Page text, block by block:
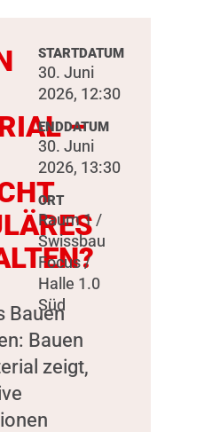
–
Bauen
Bauen
zeigt,
STARTDATUM
30. Juni
2026, 12:30
ENDDATUM
30. Juni
2026, 13:30
ORT
Raum 1 /
Swissbau
Focus /
Halle 1.0
Süd